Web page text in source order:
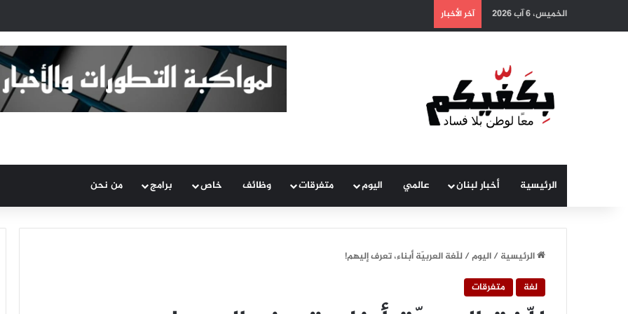
الخميس، 6 آب 2026 آخر الأخبار
الرئيسية أخبار لبنان عالمي اليوم متفرقات وظائف خاص برامج من نحن
الرئيسية/اليوم/للّغة العربيّة أبناء، تعرف إليهم!
لغة
متفرقات